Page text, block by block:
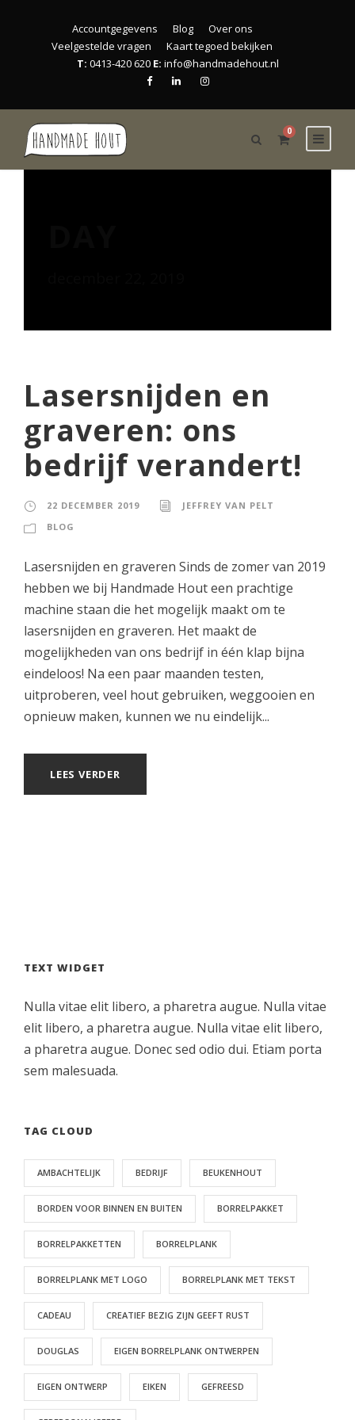
Accountgegevens Blog
Over ons
Veelgestelde vragen
Kaart tegoed bekijken
T: 0413-420 620 E: info@handmadehout.nl
0
Lasersnijden en
graveren: ons
bedrijf verandert!
22 DECEMBER 2019
JEFFREY VAN PELT
BLOG
Lasersnijden en graveren Sinds de zomer van 2019
hebben we bij Handmade Hout een prachtige
machine staan die het mogelijk maakt om te
lasersnijden en graveren. Het maakt de
mogelijkheden van ons bedrijf in één klap bijna
eindeloos! Na een paar maanden testen,
uitproberen, veel hout gebruiken, weggooien en
opnieuw maken, kunnen we nu eindelijk...
LEES VERDER
TEXT WIDGET
Nulla vitae elit libero, a pharetra augue. Nulla vitae
elit libero, a pharetra augue. Nulla vitae elit libero,
a pharetra augue. Donec sed odio dui. Etiam porta
sem malesuada.
TAG CLOUD
AMBACHTELIJK BEDRIJF BEUKENHOUT
BORDEN VOOR BINNEN EN BUITEN BORRELPAKKET
BORRELPAKKETTEN BORRELPLANK
BORRELPLANK MET LOGO BORRELPLANK MET TEKST
CADEAU CREATIEF BEZIG ZIJN GEEFT RUST
DOUGLAS EIGEN BORRELPLANK ONTWERPEN
EIGEN ONTWERP EIKEN GEFREESD